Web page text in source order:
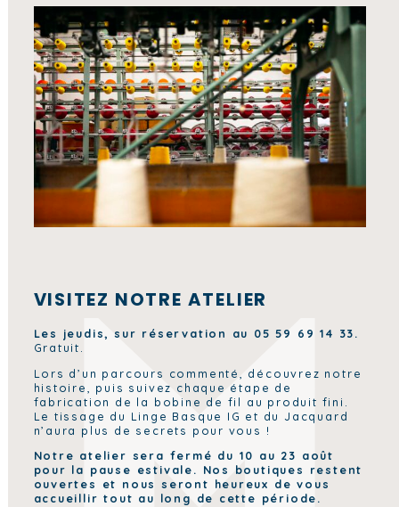
VISITEZ NOTRE ATELIER
Les jeudis, sur réservation au 05 59 69 14 33.
Gratuit.
Lors d’un parcours commenté, découvrez notre
histoire, puis suivez chaque étape de
fabrication de la bobine de fil au produit fini.
Le tissage du Linge Basque IG et du Jacquard
n’aura plus de secrets pour vous !
Notre atelier sera fermé du 10 au 23 août
pour la pause estivale. Nos boutiques restent
ouvertes et nous seront heureux de vous
accueillir tout au long de cette période.